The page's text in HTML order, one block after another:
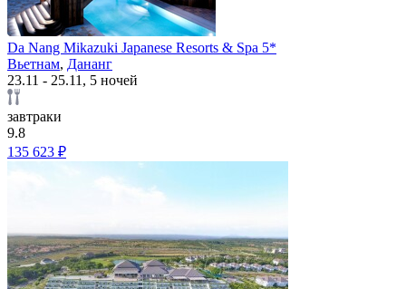
Da Nang Mikazuki Japanese Resorts & Spa 5*
Вьетнам, Дананг
23.11 - 25.11, 5 ночей
завтраки
9.8
135 623 ₽